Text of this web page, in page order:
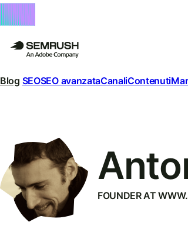
Blog SEOSEO avanzataCanaliContenuti
FOUNDER AT